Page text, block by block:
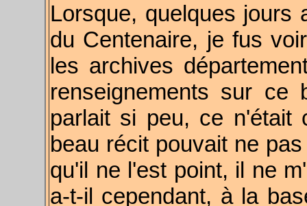
Lorsque, quelques jours
du Centenaire, je fus
les archives
renseignements sur ce
parlait si peu, ce n'était
beau récit pouvait ne
qu'il ne l'est point, il ne
a-t-il cependant, à la